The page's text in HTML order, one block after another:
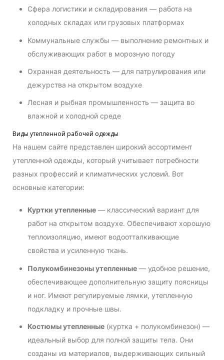
Сфера логистики и складирования — работа на
холодных складах или грузовых платформах
Коммунальные службы — выполнение ремонтных и
обслуживающих работ в морозную погоду
Охранная деятельность — для патрулирования или
дежурства на открытом воздухе
Лесная и рыбная промышленность — защита во
влажной и холодной среде
Виды утепленной рабочей одежды
На нашем сайте представлен широкий ассортимент
утепленной одежды, который учитывает потребности
разных профессий и климатических условий. Вот
основные категории:
Куртки утепленные — классический вариант для
работ на открытом воздухе. Обеспечивают хорошую
теплоизоляцию, имеют водоотталкивающие
свойства и усиленную ткань.
Полукомбинезоны утепленные — удобное решение,
обеспечивающее дополнительную защиту поясницы
и ног. Имеют регулируемые лямки, утепленную
подкладку и прочные швы.
Костюмы утепленные (куртка + полукомбинезон) —
идеальный выбор для полной защиты тела. Они
созданы из материалов, выдерживающих сильный